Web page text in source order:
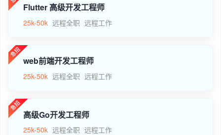
Flutter 高级开发工程师
25k-50k 远程全职 远程工作
web前端开发工程师
25k-50k 远程全职 远程工作
高级Go开发工程师
25k-50k 远程全职 远程工作